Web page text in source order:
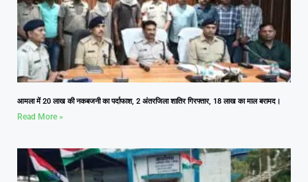
आमला में 20 लाख की नकबजनी का पर्दाफाश, 2 अंतरजिला शातिर गिरफ्तार, 18 लाख का माल बरामद।
Read More »